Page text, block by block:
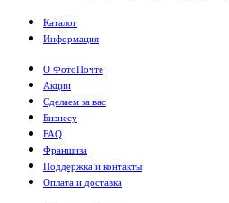
Каталог
Информация
О ФотоПочте
Акции
Сделаем за вас
Бизнесу
FAQ
Франшиза
Поддержка и контакты
Оплата и доставка